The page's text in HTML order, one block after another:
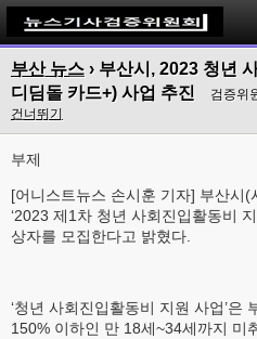
부산 뉴스 › 부산시, 2023 청년
디딤돌 카드+) 사업 추진
검증위
건너뛰기
부제
[어니스트뉴스 손시훈 기자] 부산시
‘2023 제1차 청년 사회진입활동비
상자를 모집한다고 밝혔다.
‘청년 사회진입활동비 지원 사업’은
150% 이하인 만 18세~34세까지 미